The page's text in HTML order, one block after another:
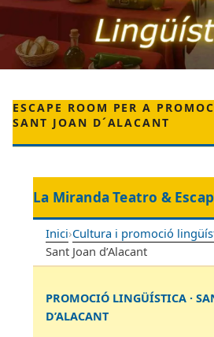
ESCAPE ROOM PER A
SANT JOAN D´ALACANT
La Miranda Teatro &
Inici›Cultura i promoció
Sant Joan d’Alacant
PROMOCIÓ LINGÜÍSTICA ·
D’ALACANT